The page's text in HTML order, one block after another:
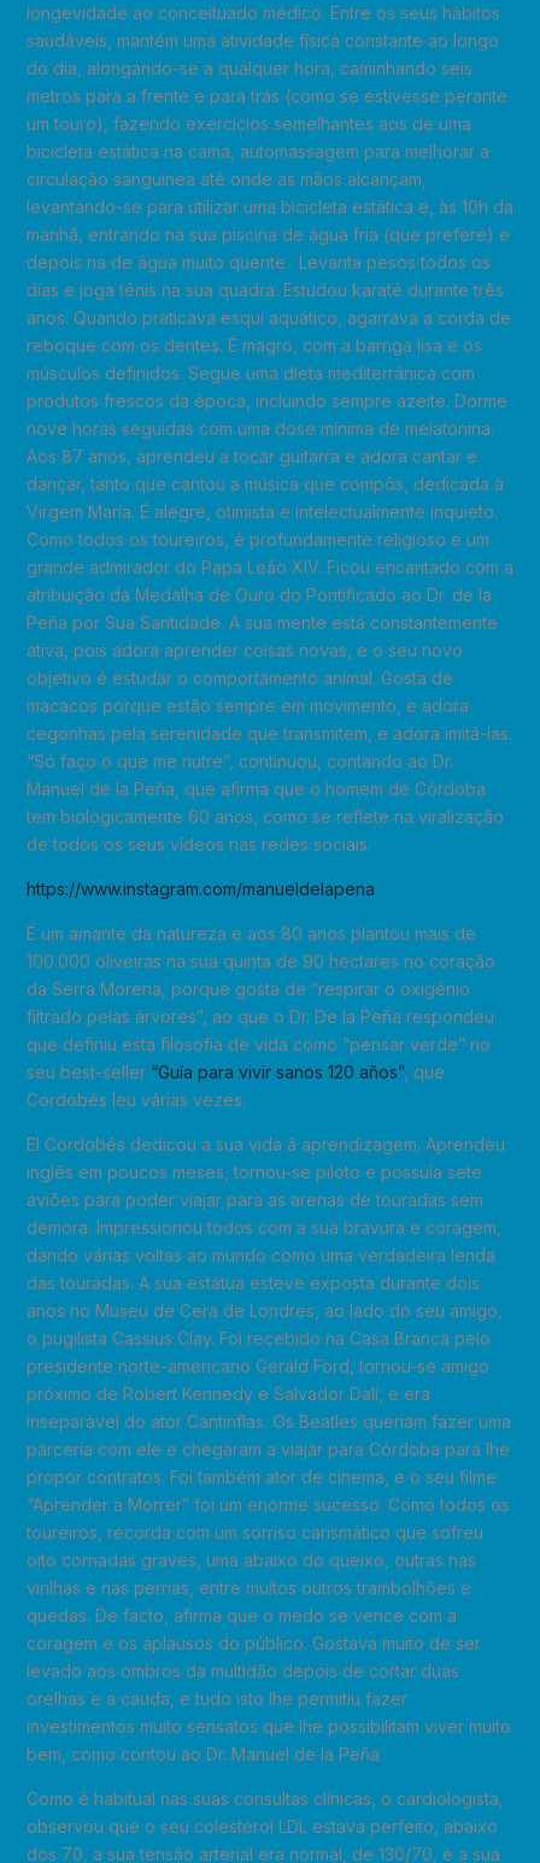
longevidade ao conceituado médico. Entre os seus hábitos
saudáveis, mantém uma atividade física constante ao longo
do dia, alongando-se a qualquer hora, caminhando seis
metros para a frente e para trás (como se estivesse perante
um touro), fazendo exercícios semelhantes aos de uma
bicicleta estática na cama, automassagem para melhorar a
circulação sanguínea até onde as mãos alcançam,
levantando-se para utilizar uma bicicleta estática e, às 10h da
manhã, entrando na sua piscina de água fria (que prefere) e
depois na de água muito quente. Levanta pesos todos os
dias e joga ténis na sua quadra. Estudou karaté durante três
anos. Quando praticava esqui aquático, agarrava a corda de
reboque com os dentes. É magro, com a barriga lisa e os
músculos definidos. Segue uma dieta mediterrânica com
produtos frescos da época, incluindo sempre azeite. Dorme
nove horas seguidas com uma dose mínima de melatonina.
Aos 87 anos, aprendeu a tocar guitarra e adora cantar e
dançar, tanto que cantou a música que compôs, dedicada à
Virgem María. É alegre, otimista e intelectualmente inquieto.
Como todos os toureiros, é profundamente religioso e um
grande admirador do Papa Leão XIV. Ficou encantado com a
atribuição da Medalha de Ouro do Pontificado ao Dr. de la
Peña por Sua Santidade. A sua mente está constantemente
ativa, pois adora aprender coisas novas, e o seu novo
objetivo é estudar o comportamento animal. Gosta de
macacos porque estão sempre em movimento, e adora
cegonhas pela serenidade que transmitem, e adora imitá-las.
“Só faço o que me nutre”, continuou, contando ao Dr.
Manuel de la Peña, que afirma que o homem de Córdoba
tem biologicamente 60 anos, como se reflete na viralização
de todos os seus vídeos nas redes sociais.
https://www.instagram.com/manueldelapena
É um amante da natureza e aos 80 anos plantou mais de
100.000 oliveiras na sua quinta de 90 hectares no coração
da Serra Morena, porque gosta de “respirar o oxigénio
filtrado pelas árvores”, ao que o Dr. De la Peña respondeu
que definiu esta filosofia de vida como “pensar verde” no
seu best-seller “Guía para vivir sanos 120 años”, que
Cordobés leu várias vezes.
El Cordobés dedicou a sua vida à aprendizagem. Aprendeu
inglês em poucos meses, tornou-se piloto e possuía sete
aviões para poder viajar para as arenas de touradas sem
demora. Impressionou todos com a sua bravura e coragem,
dando várias voltas ao mundo como uma verdadeira lenda
das touradas. A sua estátua esteve exposta durante dois
anos no Museu de Cera de Londres, ao lado do seu amigo,
o pugilista Cassius Clay. Foi recebido na Casa Branca pelo
presidente norte-americano Gerald Ford, tornou-se amigo
próximo de Robert Kennedy e Salvador Dalí, e era
inseparável do ator Cantinflas. Os Beatles queriam fazer uma
parceria com ele e chegaram a viajar para Córdoba para lhe
propor contratos. Foi também ator de cinema, e o seu filme
“Aprender a Morrer” foi um enorme sucesso. Como todos os
toureiros, recorda com um sorriso carismático que sofreu
oito cornadas graves, uma abaixo do queixo, outras nas
virilhas e nas pernas, entre muitos outros trambolhões e
quedas. De facto, afirma que o medo se vence com a
coragem e os aplausos do público. Gostava muito de ser
levado aos ombros da multidão depois de cortar duas
orelhas e a cauda, ​​e tudo isto lhe permitiu fazer
investimentos muito sensatos que lhe possibilitam viver muito
bem, como contou ao Dr. Manuel de la Peña.
Como é habitual nas suas consultas clínicas, o cardiologista,
observou que o seu colesterol LDL estava perfeito, abaixo
dos 70, a sua tensão arterial era normal, de 130/70, e a sua